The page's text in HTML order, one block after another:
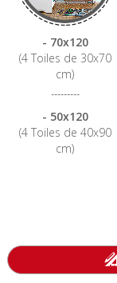
- 70x120
(4 Toiles de 30x70
cm)
---------
- 50x120
(4 Toiles de 40x90
cm)